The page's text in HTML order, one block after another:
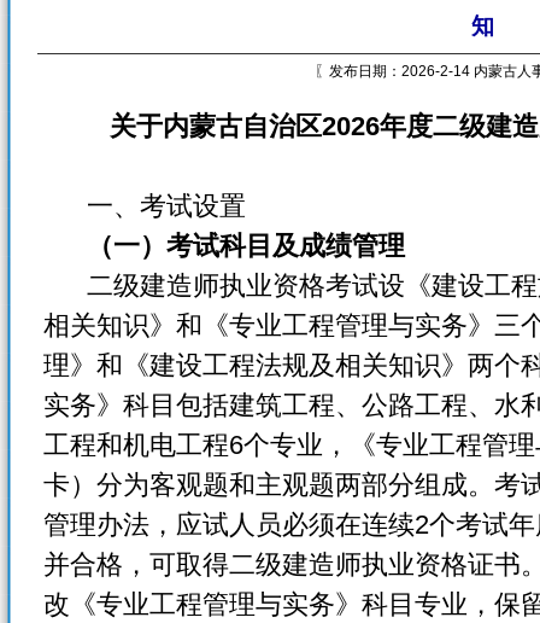
知
〖发布日期：2026-2-14 内蒙古人
关于内蒙古自治区2026年度二级建
一、考试设置
（一）考试科目及成绩管理
二级建造师执业资格考试设《建设工程
相关知识》和《专业工程管理与实务》三
理》和《建设工程法规及相关知识》两个
实务》科目包括建筑工程、公路工程、水
工程和机电工程6个专业，《专业工程管
卡）分为客观题和主观题两部分组成。考
管理办法，应试人员必须在连续2个考试
并合格，可取得二级建造师执业资格证书
改《专业工程管理与实务》科目专业，保